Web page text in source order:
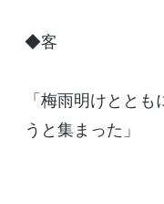
◆客
「梅雨明けとと
うと集まった」